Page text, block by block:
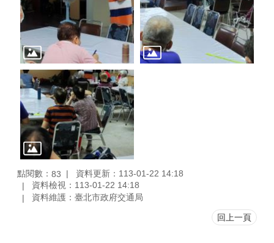
點閱數： 83
資料更新：113-01-22 14:18
資料檢視：113-01-22 14:18
資料維護：臺北市政府交通局
回上一頁